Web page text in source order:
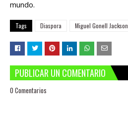
mundo.
Tags Diaspora Miguel Gonell Jackson
PUBLICAR UN COMENTARIO
0 Comentarios